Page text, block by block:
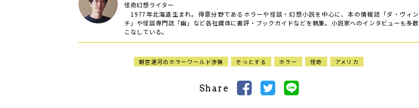
怪奇幻想ライター
1977年北海道生まれ。得意分野であるホラーや怪談・幻想小説を中心に、本の情報誌「ダ・ヴィン
チ」や怪談専門誌「幽」など各社媒体に書評・ブックガイドなどを執筆。小説家へのインタビューも多数
こなしている。
朝宮運河のホラーワールド渉猟 ぞっとする ホラー 怪奇 アメリカ
Share